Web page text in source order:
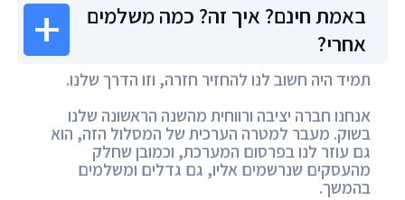
באמת חינם? איך זה? כמה משלמים
אחרי?
תמיד היה חשוב לנו להחזיר חזרה, וזו הדרך שלנו.
אנחנו חברה יציבה ורווחית מהשנה הראשונה שלנו
בשוק. מעבר למטרה הערכית של המסלול הזה, הוא
גם עוזר לנו בפרסום המערכת, וכמובן שחלק
מהעסקים שנרשמים אליו, גם גדלים ומשלמים
בהמשך.